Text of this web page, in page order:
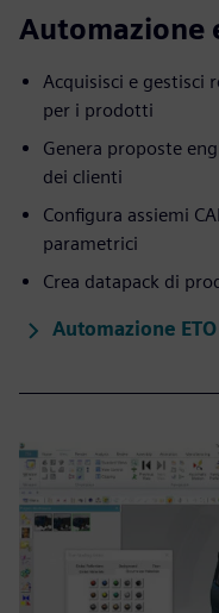
Automazione
Acquisisci e gestisci
per i prodotti
Genera proposte
dei clienti
Configura assiemi
parametrici
Crea datapack di
Automazione ETO